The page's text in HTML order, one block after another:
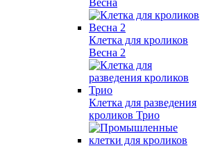
Весна
Клетка для кроликов
Весна 2
Клетка для разведения
кроликов Трио